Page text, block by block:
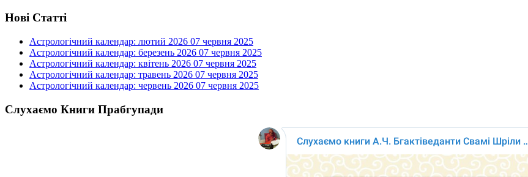
Нові Статті
Астрологічний календар: лютий 2026 07 червня 2025
Астрологічний календар: березень 2026 07 червня 2025
Астрологічний календар: квітень 2026 07 червня 2025
Астрологічний календар: травень 2026 07 червня 2025
Астрологічний календар: червень 2026 07 червня 2025
Слухаємо Книги Прабгупади